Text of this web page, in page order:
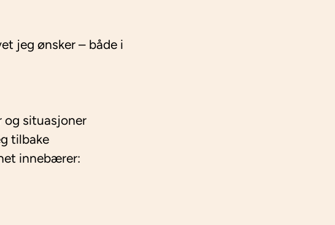
jeg ønsker – både i
og situasjoner
tilbake
innebærer: